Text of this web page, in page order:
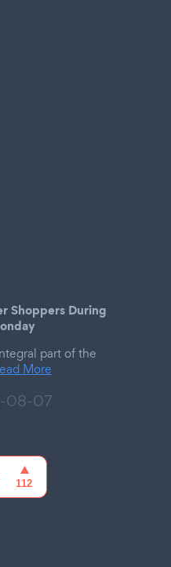
Shoppers During
part of the
More
08-07